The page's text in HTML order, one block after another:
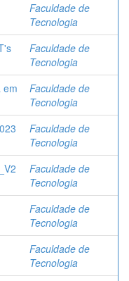
Faculdade de
Tecnologia
Faculdade de
Tecnologia
em
Faculdade de
Tecnologia
Faculdade de
Tecnologia
Faculdade de
Tecnologia
Faculdade de
Tecnologia
Faculdade de
Tecnologia